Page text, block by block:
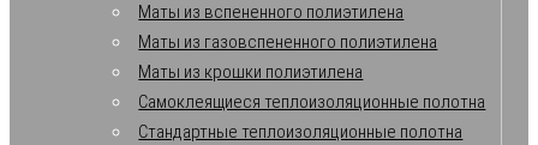
Маты из вспененного полиэтилена
Маты из газовспененного полиэтилена
Маты из крошки полиэтилена
Самоклеящиеся теплоизоляционные полотна
Стандартные теплоизоляционные полотна